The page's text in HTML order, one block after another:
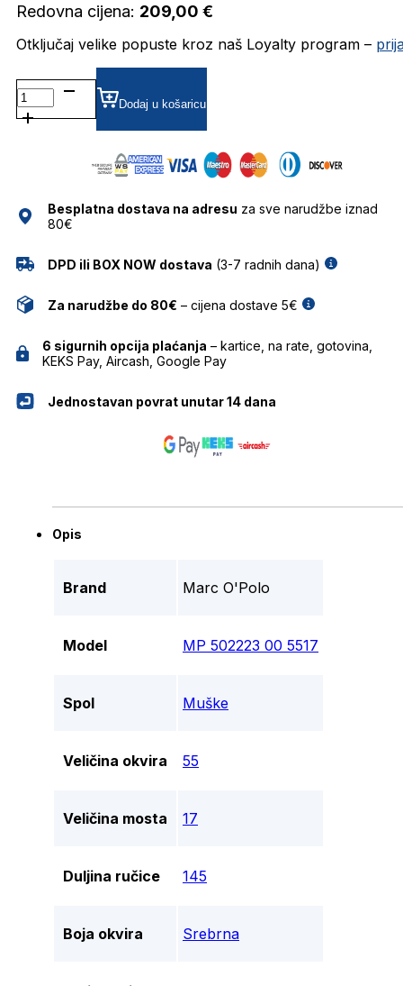
Redovna cijena: 209,00 €
Otključaj velike popuste kroz naš Loyalty program –
MP
502223
00
DIOPTRIJSKI
O'POLO
količina
Dodaj u košaricu
Besplatna dostava na adresu za sve narudžbe iznad
80€
DPD ili BOX NOW dostava (3-7 radnih dana)
Za narudžbe do 80€ – cijena dostave 5€
6 sigurnih opcija plaćanja – kartice, na rate, gotovina,
KEKS Pay, Aircash, Google Pay
Jednostavan povrat unutar 14 dana
Opis
Brand Marc O'Polo
Model MP 502223 00 5517
Spol Muške
Veličina okvira 55
Veličina mosta 17
Duljina ručice 145
Boja okvira Srebrna